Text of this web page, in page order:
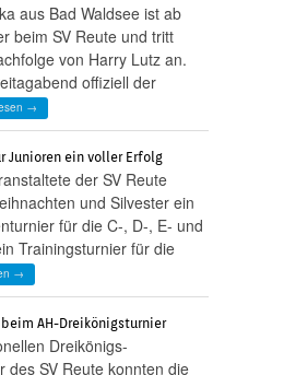
aus Bad Waldsee ist ab
beim SV Reute und tritt
von Harry Lutz an.
offiziell der
→
Junioren ein voller Erfolg
der SV Reute
und Silvester ein
für die C-, D-, E- und
Trainingsturnier für die
→
AH-Dreikönigsturnier
Dreikönigs-
des SV Reute konnten die